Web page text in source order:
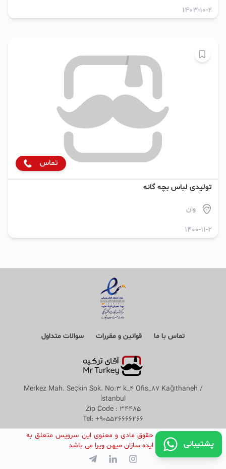
پشتیبانی
1403-10-2
تماس
تولیدی لباس بچه گانه
وان
1400-11-2
تماس با ما قوانین و مقررات سوالات متداول
Merkez Mah. Seçkin Sok. No:3 k_4 Ofis_87 Kağıthaneh /
İstanbul
Zip Code : 34485
Tel: +905526666266
کپی رایت تمامی حقوق مادی و معنوی این سرویس متعلق به
شرکت دانش بنیان ایده سازان میهن ویرا می باشد